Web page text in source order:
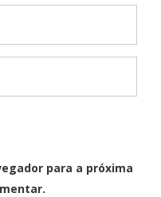
para a próxima